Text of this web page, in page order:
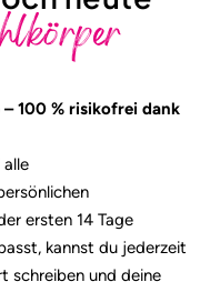
100 % risikofrei dank
ersten 14 Tage
kannst du jederzeit
schreiben und deine